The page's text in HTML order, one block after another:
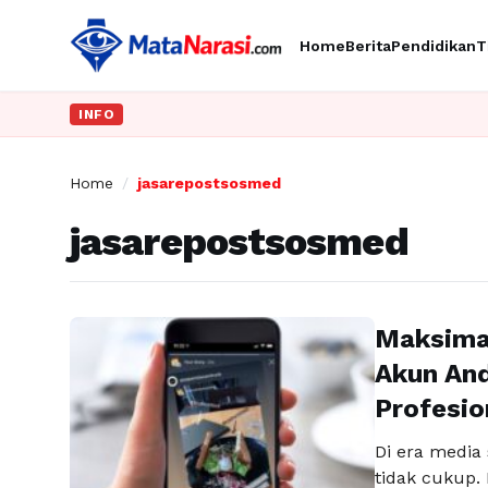
HomeBeritaPendidikan
INFO
Home / jasarepostsosmed
jasarepostsosmed
Akun
Di era
tidak cukup.